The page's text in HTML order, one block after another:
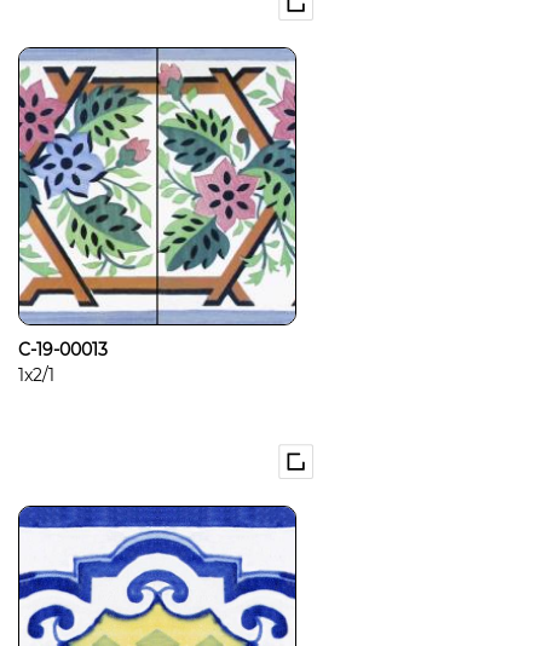
C-19-00013
1x2/1